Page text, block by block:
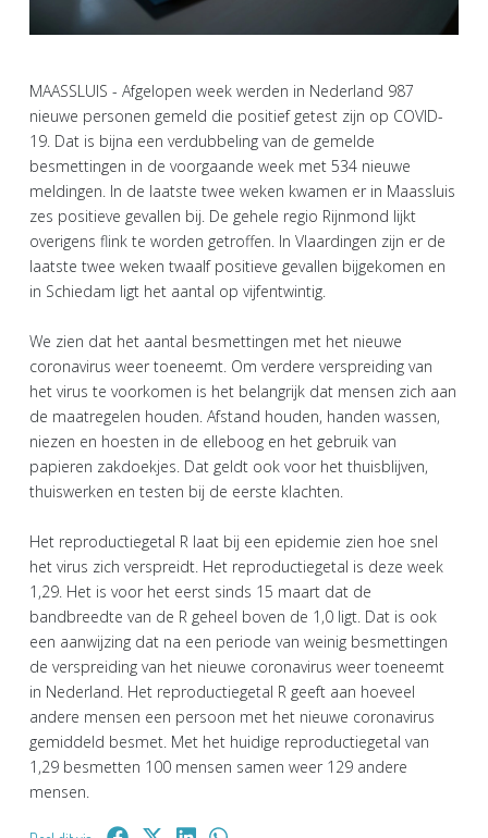
MAASSLUIS - Afgelopen week werden in Nederland 987
nieuwe personen gemeld die positief getest zijn op COVID-
19. Dat is bijna een verdubbeling van de gemelde
besmettingen in de voorgaande week met 534 nieuwe
meldingen. In de laatste twee weken kwamen er in Maassluis
zes positieve gevallen bij. De gehele regio Rijnmond lijkt
overigens flink te worden getroffen. In Vlaardingen zijn er de
laatste twee weken twaalf positieve gevallen bijgekomen en
in Schiedam ligt het aantal op vijfentwintig.
We zien dat het aantal besmettingen met het nieuwe
coronavirus weer toeneemt. Om verdere verspreiding van
het virus te voorkomen is het belangrijk dat mensen zich aan
de maatregelen houden. Afstand houden, handen wassen,
niezen en hoesten in de elleboog en het gebruik van
papieren zakdoekjes. Dat geldt ook voor het thuisblijven,
thuiswerken en testen bij de eerste klachten.
Het reproductiegetal R laat bij een epidemie zien hoe snel
het virus zich verspreidt. Het reproductiegetal is deze week
1,29. Het is voor het eerst sinds 15 maart dat de
bandbreedte van de R geheel boven de 1,0 ligt. Dat is ook
een aanwijzing dat na een periode van weinig besmettingen
de verspreiding van het nieuwe coronavirus weer toeneemt
in Nederland. Het reproductiegetal R geeft aan hoeveel
andere mensen een persoon met het nieuwe coronavirus
gemiddeld besmet. Met het huidige reproductiegetal van
1,29 besmetten 100 mensen samen weer 129 andere
mensen.